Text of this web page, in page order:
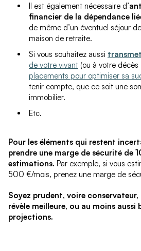
Il est également nécessaire d’
financier de la dépendance
de même d’un éventuel séjour
maison de retraite.
Si vous souhaitez aussi
de votre vivant (ou à votre décès
placements pour optimiser sa
tenir compte, que ce soit une
immobilier.
Etc.
Pour les éléments qui restent
prendre une marge de sécurité de
estimations. Par exemple, si vous
500 €/mois, prenez une marge de
Soyez prudent, voire
révèle meilleure, ou au moins aussi
projections.